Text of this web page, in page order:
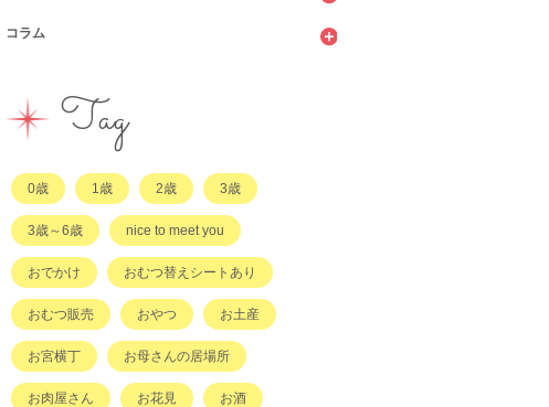
遊び
習い事
お弁当・お惣菜
幼稚園・保育園・こども園
公共施設
行政サービス
ひと
その他
コラム
子育てコラムTag
0歳 1歳 2歳 3歳
3歳～6歳 nice to meet you
おでかけ おむつ替えシートあり
おむつ販売 おやつ お土産
お宮横丁 お母さんの居場所
お肉屋さん お花見 お酒